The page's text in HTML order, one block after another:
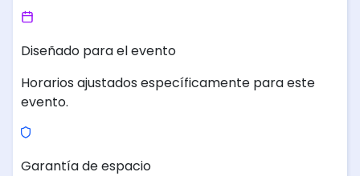
Diseñado para el evento
Horarios ajustados específicamente para este
evento.
Garantía de espacio